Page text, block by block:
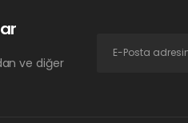
ve diğer